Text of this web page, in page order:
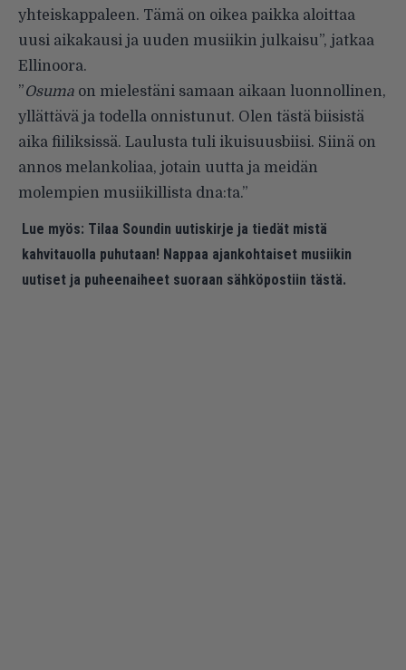
yhteiskappaleen. Tämä on oikea paikka aloittaa
uusi aikakausi ja uuden musiikin julkaisu”, jatkaa
Ellinoora.
”Osuma on mielestäni samaan aikaan luonnollinen,
yllättävä ja todella onnistunut. Olen tästä biisistä
aika fiiliksissä. Laulusta tuli ikuisuusbiisi. Siinä on
annos melankoliaa, jotain uutta ja meidän
molempien musiikillista dna:ta.”
Lue myös: Tilaa Soundin uutiskirje ja tiedät mistä
kahvitauolla puhutaan! Nappaa ajankohtaiset musiikin
uutiset ja puheenaiheet suoraan sähköpostiin tästä.